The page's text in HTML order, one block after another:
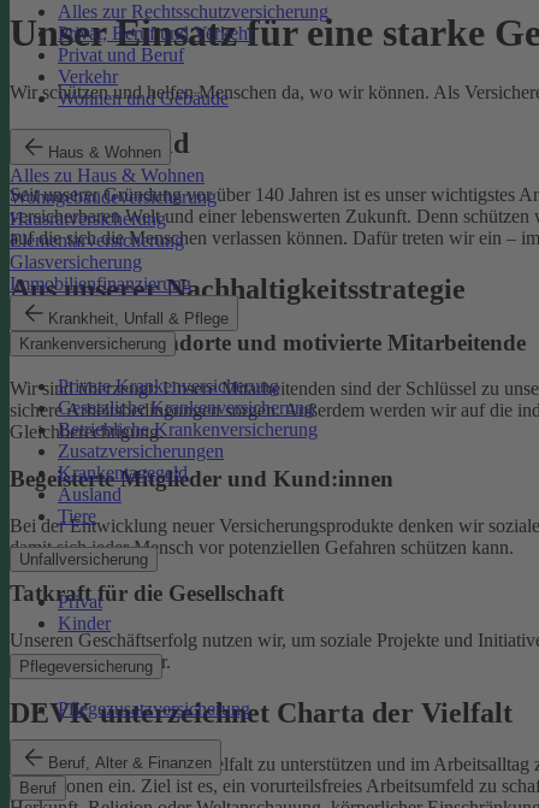
Alles zur Rechtsschutzversicherung
Privat, Beruf und Verkehr
Privat und Beruf
Verkehr
Wohnen und Gebäude
Haus & Wohnen
Alles zu Haus & Wohnen
Wohngebäudeversicherung
Hausratversicherung
Elementarversicherung
Glasversicherung
Immobilienfinanzierung
Krankheit, Unfall & Pflege
Krankenversicherung
Private Krankenversicherung
Gesetzliche Krankenversicherung
Betriebliche Krankenversicherung
Zusatzversicherungen
Krankentagegeld
Ausland
Tiere
Unfallversicherung
Privat
Kinder
Pflegeversicherung
Pflegezusatzversicherung
Beruf, Alter & Finanzen
Beruf
Unser Einsatz für eine starke
Wir schützen und helfen Menschen da, wo wir können. Als
Unser Leitbild
Seit unserer Gründung vor über 140 Jahren ist es unser wichtigstes
versicherbaren Welt und einer lebenswerten Zukunft. Denn
auf die sich die Menschen verlassen können. Dafür treten wir ein –
Aus unserer Nachhaltigkeitsstrategie
Nachhaltige Standorte und motivierte Mitarbeitende
Wir sind überzeugt: Unsere Mitarbeitenden sind der Schlüssel zu
sichere Arbeitsbedingungen sorgen.Außerdem werden wir auf die
Gleichberechtigung.
Begeisterte Mitglieder und Kund:innen
Bei der Entwicklung neuer Versicherungsprodukte denken wir
damit sich jeder Mensch vor potenziellen Gefahren schützen kann.
Tatkraft für die Gesellschaft
Unseren Geschäftserfolg nutzen wir, um soziale Projekte und
Familien und Kinder.
DEVK unterzeichnet Charta der Vielfalt
Als Selbstverpflichtung, Vielfalt zu unterstützen und im
Institutionen ein. Ziel ist es, ein vorurteilsfreies Arbeitsumfeld zu